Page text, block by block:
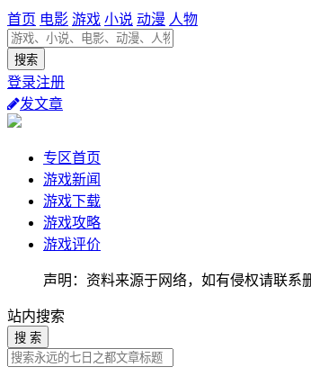
首页 电影 游戏 小说 动漫 人物
登录注册
发文章
专区首页
游戏新闻
游戏下载
游戏攻略
游戏评价
声明：资料来源于网络，如有侵权请联系
站内搜索
搜 索